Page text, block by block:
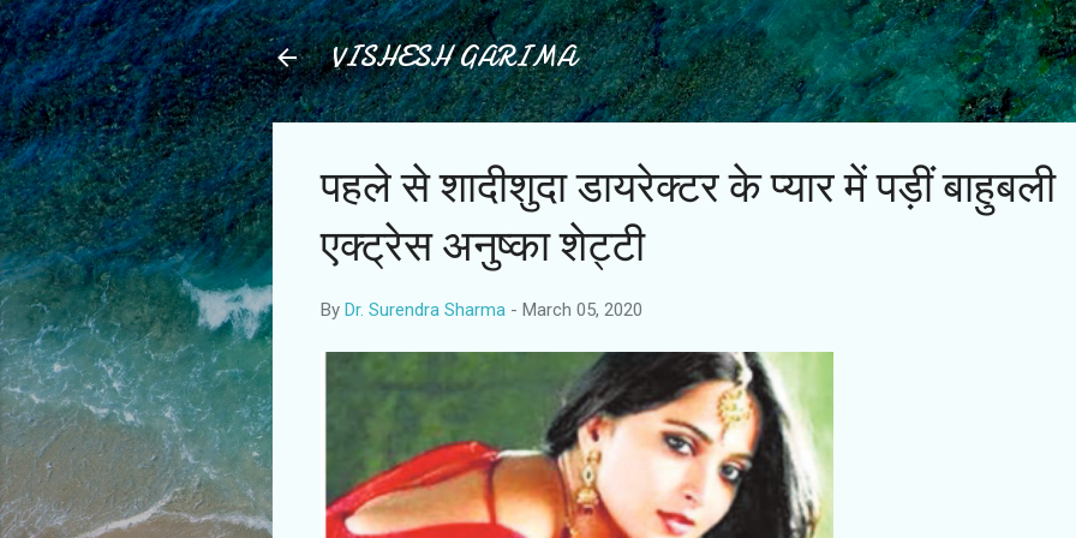
Skip to main content
VISHESH GARIMA
पहले से शादीशुदा डायरेक्टर के प्यार में पड़ीं बाहुबली
एक्ट्रेस अनुष्का शेट्टी
By Dr. Surendra Sharma - March 05, 2020